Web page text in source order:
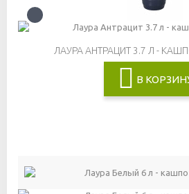
ЛАУРА АНТРАЦИТ 3.7 Л -
В